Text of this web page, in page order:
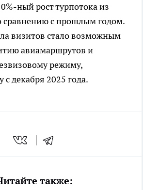
ный рост турпотока из
сравнению с прошлым годом.
визитов стало возможным
авиамаршрутов и
режиму,
декабря 2025 года.
также: